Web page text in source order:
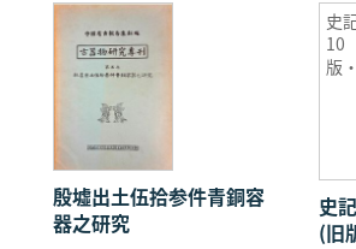
殷墟出土伍拾参件青銅容
器之研究
史
10
版
史
(旧